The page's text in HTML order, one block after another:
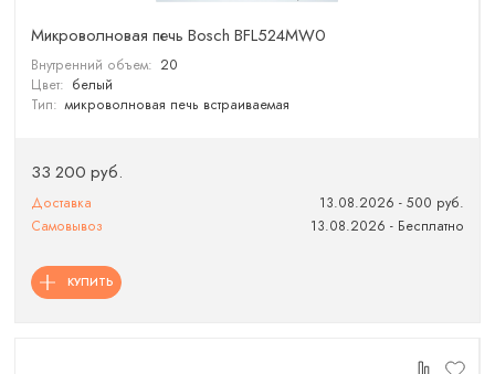
Микроволновая печь Bosch BFL524MW0
Внутренний объем: 20
Цвет: белый
Тип: микроволновая печь встраиваемая
33 200 руб.
Доставка
13.08.2026 - 500 руб.
Самовывоз
13.08.2026 - Бесплатно
КУПИТЬ